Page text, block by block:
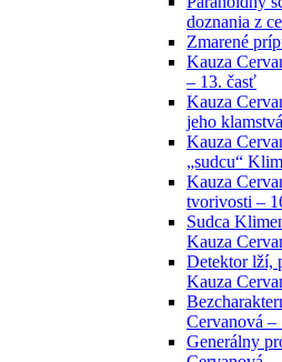
doznania z
Zmarené
Kauza
– 13. časť
Kauza
jeho
Kauza
„sudcu“
Kauza
tvorivosti –
Sudca
Kauza
Detektor lží,
Kauza
Cervanová –
Generálny